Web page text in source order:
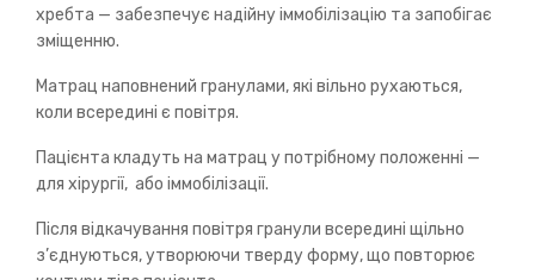
хребта — забезпечує надійну іммобілізацію та запобігає
зміщенню.
Матрац наповнений гранулами, які вільно рухаються,
коли всередині є повітря.
Пацієнта кладуть на матрац у потрібному положенні —
для хірургії, або іммобілізації.
Після відкачування повітря гранули всередині щільно
з’єднуються, утворюючи тверду форму, що повторює